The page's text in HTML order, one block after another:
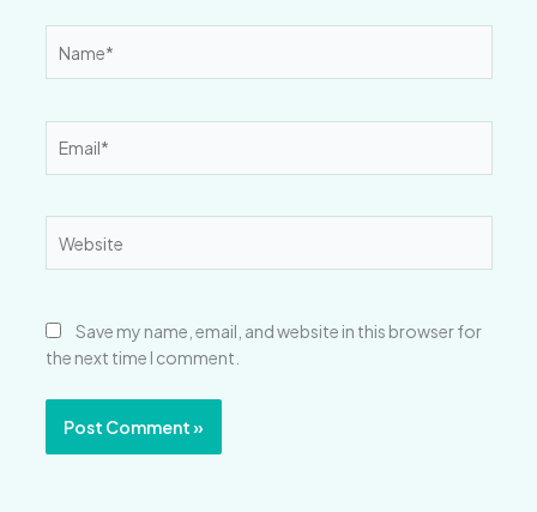
Save my name, email, and website in this browser for
the next time I comment.